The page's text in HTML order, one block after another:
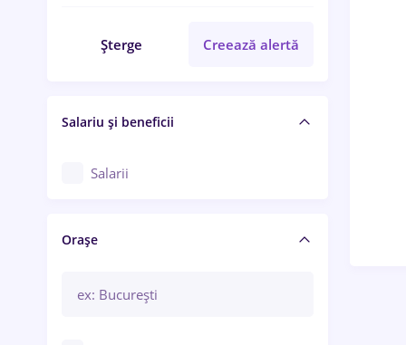
Șterge Creează alertă
Salariu și beneficii
Salarii
Orașe